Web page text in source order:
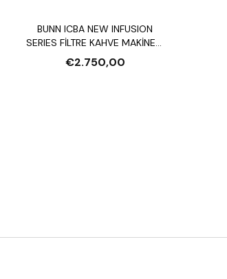
BUNN ICBA NEW INFUSION
SERIES FİLTRE KAHVE MAKİNESİ
VE 5.7L GEN3 TF SERVER HAZNE
€2.750,00